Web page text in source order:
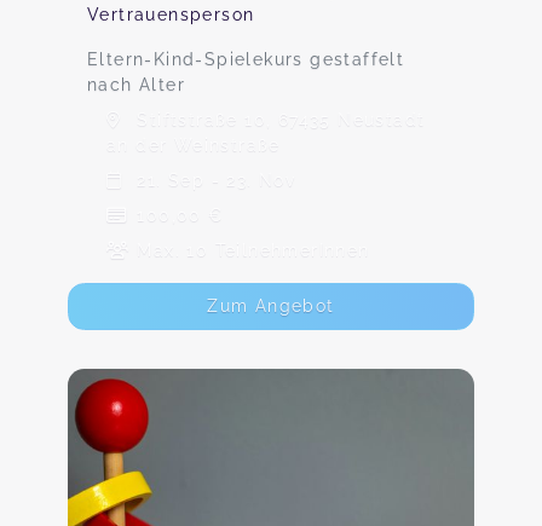
Vertrauensperson
Eltern-Kind-Spielekurs gestaffelt
nach Alter
Stiftstraße 10, 67435 Neustadt
an der Weinstraße
21. Sep - 23. Nov
100,00 €
Max. 10 TeilnehmerInnen
Zum Angebot